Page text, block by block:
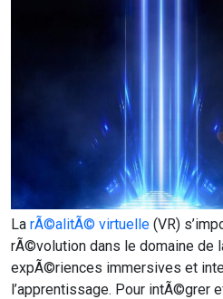
La rÃ©alitÃ© virtuelle (VR)
rÃ©volution dans le domaine de
expÃ©riences immersives et
l’apprentissage. Pour intÃ©grer